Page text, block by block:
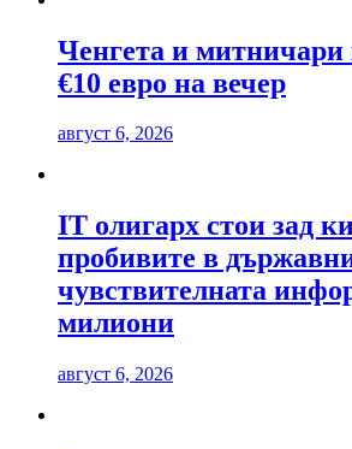
Ченгета и митничари
€10 евро на вечер
август 6, 2026
IT олигарх стои зад
пробивите в
чувствителната
милиони
август 6, 2026